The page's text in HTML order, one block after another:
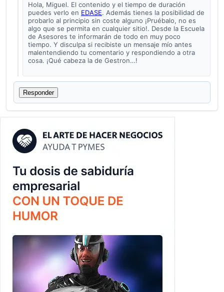
Hola, Miguel. El contenido y el tiempo de duración
puedes verlo en EDASE. Además tienes la posibilidad de
probarlo al principio sin coste alguno ¡Pruébalo, no es
algo que se permita en cualquier sitio!. Desde la Escuela
de Asesores te informarán de todo en muy poco
tiempo. Y disculpa si recibiste un mensaje mío antes
malentendiendo tu comentario y respondiendo a otra
cosa. ¡Qué cabeza la de Gestron…!
Responder